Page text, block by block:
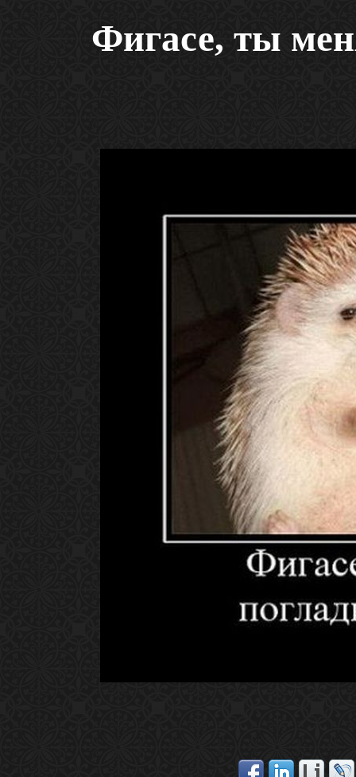
Фигасе, ты